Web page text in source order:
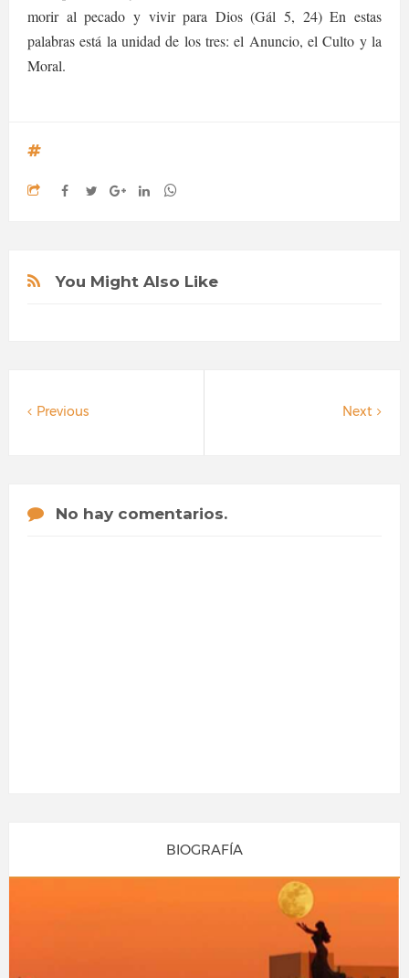
morir al pecado y vivir para Dios (Gál 5, 24) En estas
palabras está la unidad de los tres: el Anuncio, el Culto y la
Moral.
You Might Also Like
Next
Previous
No hay comentarios.
BIOGRAFÍA